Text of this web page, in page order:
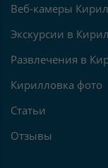
Веб-камеры
Экскурсии в
Развлечения в
Кирилловка фото
Статьи
Отзывы